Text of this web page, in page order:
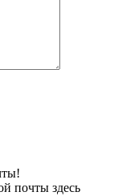
почты здесь